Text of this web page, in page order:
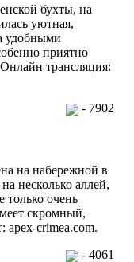
бухты, на
уютная,
удобными
приятно
трансляция:
- 7902
на набережной в
несколько аллей,
только очень
скромный,
apex-crimea.com.
- 4061